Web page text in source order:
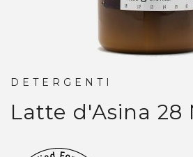
DETERGENTI
Latte d'Asina 28